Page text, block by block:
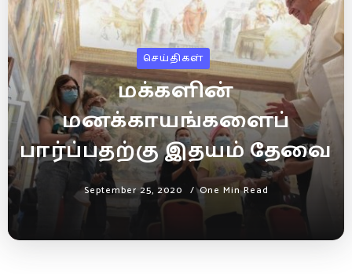
செய்திகள்
மக்களின்
மனக்காயங்களைப்
பார்ப்பதற்கு இதயம் தேவை
September 25, 2020 One Min Read